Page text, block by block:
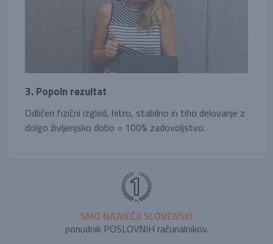
3. Popoln rezultat
Odličen fizični izgled, hitro, stabilno in tiho delovanje z
dolgo življenjsko dobo = 100% zadovoljstvo.
SMO NAJVEČJI SLOVENSKI
ponudnik POSLOVNIH računalnikov.